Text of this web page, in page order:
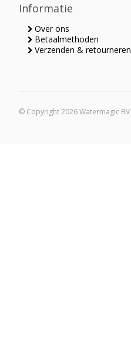
Informatie
Over ons
Betaalmethoden
Verzenden & retourneren
© Copyright 2026 Watermagic BV